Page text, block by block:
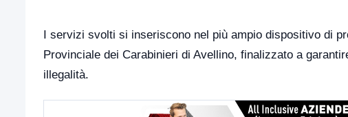
I servizi svolti si inseriscono nel più ampio dispositivo di
Provinciale dei Carabinieri di Avellino, finalizzato a
illegalità.